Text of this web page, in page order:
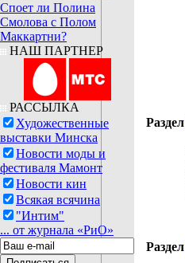
Споет ли Полина
Смолова с Полом
Маккартни?
НАШ ПАРТНЕР
РАССЫЛКА
Художественные
выставки Минска
Новости моды и
фестиваля Мамонт
Новости кин
Всякая всячина
"Интим"
... от журнала «РиО»
Раздел
Раздел